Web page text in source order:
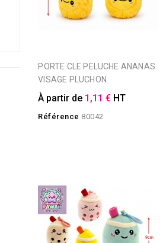
PORTE CLE PELUCHE ANANAS
VISAGE PLUCHON
À partir de 1,11 € HT
Référence 80042